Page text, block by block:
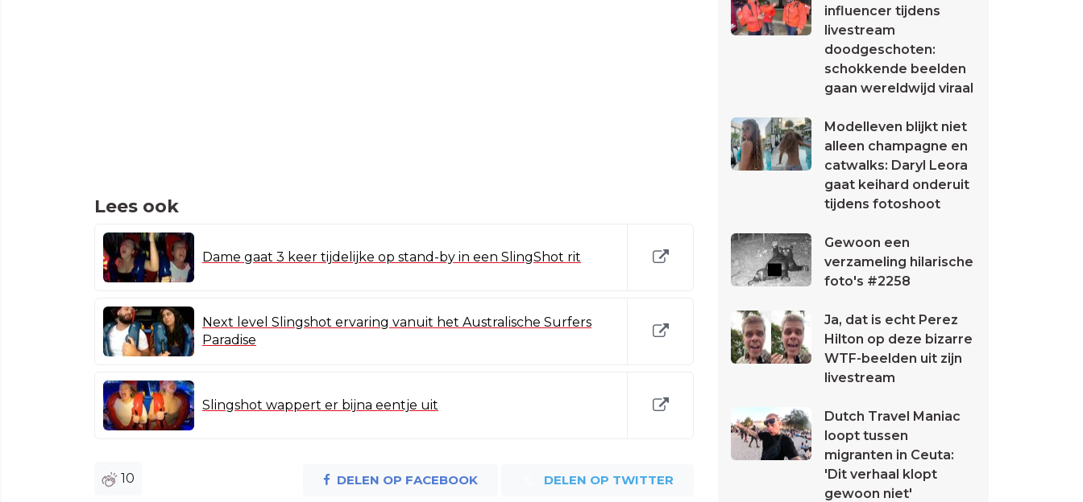
Lees ook
Dame gaat 3 keer tijdelijke op stand-by in een SlingShot rit
Next level Slingshot ervaring vanuit het Australische Surfers
Paradise
Slingshot wappert er bijna eentje uit
10 DELEN OP FACEBOOK DELEN OP TWITTER
influencer tijdens
livestream
doodgeschoten:
schokkende beelden
gaan wereldwijd viraal
Modelleven blijkt niet
alleen champagne en
catwalks: Daryl Leora
gaat keihard onderuit
tijdens fotoshoot
Gewoon een
verzameling hilarische
foto's #2258
Ja, dat is echt Perez
Hilton op deze bizarre
WTF-beelden uit zijn
livestream
Dutch Travel Maniac
loopt tussen
migranten in Ceuta:
'Dit verhaal klopt
gewoon niet'